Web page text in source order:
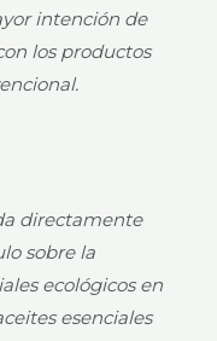
intención de
los productos
directamente
sobre la
ecológicos en
esenciales